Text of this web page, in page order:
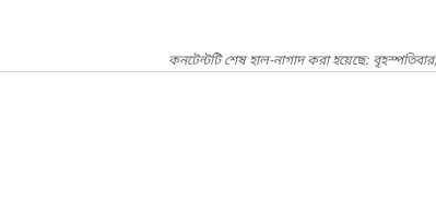
কনটেন্টটি শেষ হাল-নাগাদ করা হয়েছে: